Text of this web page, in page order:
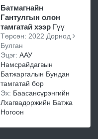
Батмагнайн
Гантулгын олон
тамгатай хээр Гүү
Төрсөн: 2022 Дорнод
Булган
Эцэг: ААУ
Намсрайдагвын
Батжаргалын Бундан
тамгатай бор
Эх: Баасансүрэнгийн
Лхагвадоржийн Батжа
Ногоон